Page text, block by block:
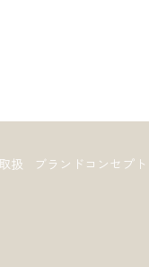
扱 ブランドコンセプト